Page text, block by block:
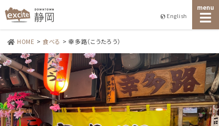
English
menu
HOME > 食べる > 幸多路（こうたろう）